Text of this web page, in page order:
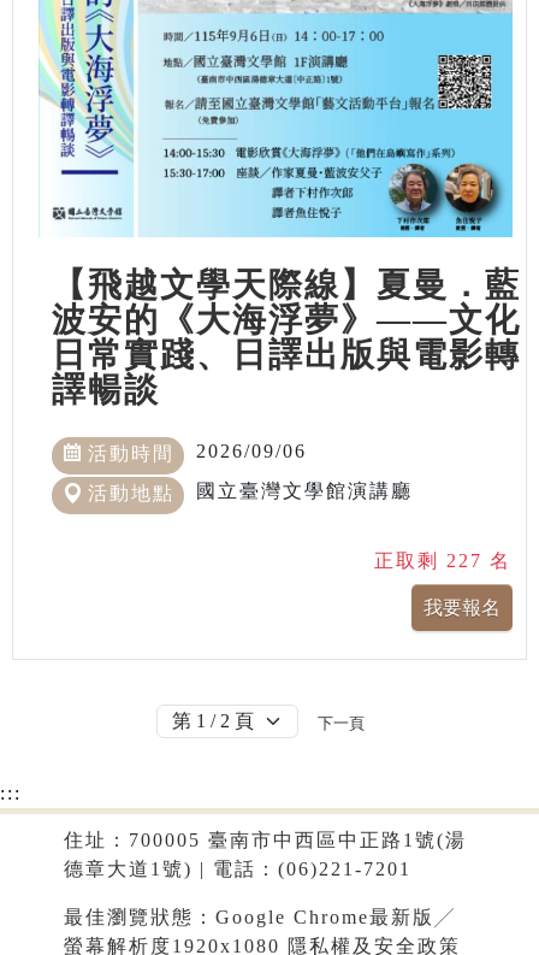
【飛越文學天際線】夏曼．藍
波安的《大海浮夢》——文化
日常實踐、日譯出版與電影轉
譯暢談
活動時間 2026/09/06
活動地點 國立臺灣文學館演講廳
正取剩 227 名
下一頁
:::
住址：700005 臺南市中西區中正路1號(湯
德章大道1號) | 電話：(06)221-7201
最佳瀏覽狀態：Google Chrome最新版╱
螢幕解析度1920x1080 隱私權及安全政策